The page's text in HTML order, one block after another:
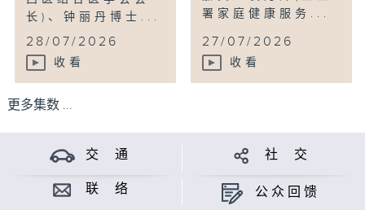
长)、钟丽丹博士...
28/07/2026
收看
署家庭健康服务...
27/07/2026
收看
更多集数 ...
交 通 社 交
联 络 公众回馈